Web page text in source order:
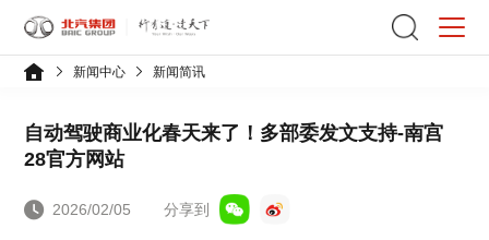
新闻中心 新闻简讯
自动驾驶商业化春天来了！多部委发文支持-南宫
28官方网站
2026/02/05 分享到